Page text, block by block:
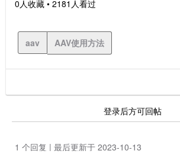
0人收藏 • 2181人看过
aav AAV使用方法
登录后方可回帖
1 个回复 | 最后更新于 2023-10-13